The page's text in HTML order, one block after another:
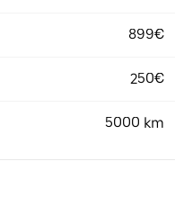
899€
250€
5000 km